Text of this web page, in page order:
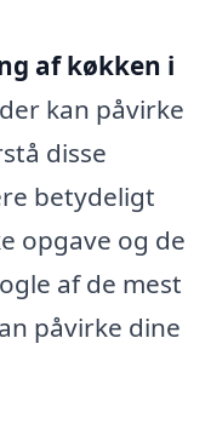
af køkken i
kan påvirke
disse
betydeligt
opgave og de
af de mest
påvirke dine